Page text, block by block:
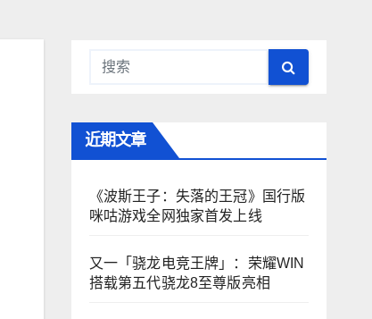
近期文章
《波斯王子：失落的王冠》国行版
咪咕游戏全网独家首发上线
又一「骁龙电竞王牌」：荣耀WIN
搭载第五代骁龙8至尊版亮相